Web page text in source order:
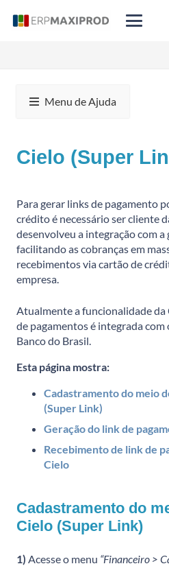
Menu de Ajuda
Cielo (Super
Para gerar links de pagamento
crédito é necessário ser cliente
desenvolveu a integração com a
facilitando as cobranças em
recebimentos via cartão de
empresa.
Atualmente a funcionalidade
de pagamentos é integrada com
Banco do Brasil.
Esta página mostra:
Cadastramento do meio
(Super Link)
Geração do link de
Recebimento de link de
Cielo
Cadastramento do
Cielo (Super Link)
1) Acesse o menu “Financeiro >